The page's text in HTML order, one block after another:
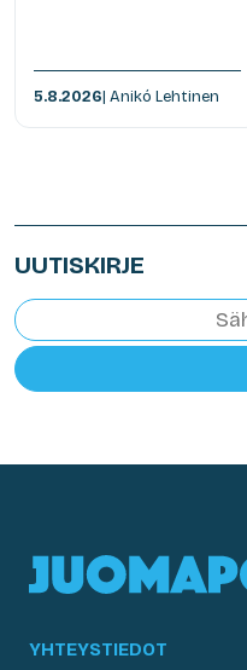
5.8.2026| Anikó Lehtinen
UUTISKIRJE
YHTEYSTIEDOT